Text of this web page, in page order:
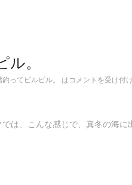
。
釣ってピルピル。 は コメントを受け付
は、こんな感じで、真冬の海